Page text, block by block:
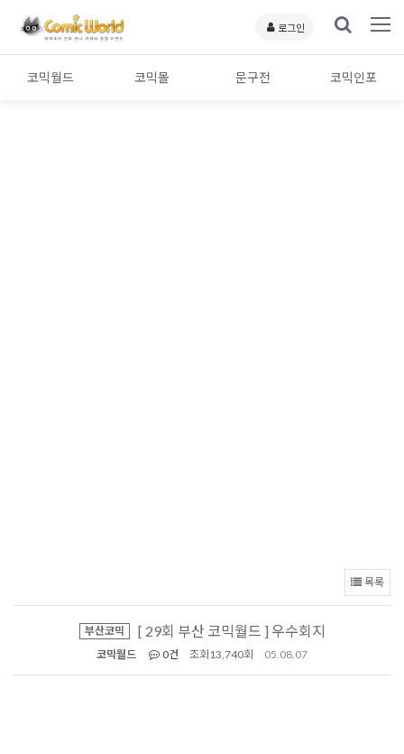
로그인
코믹월드 코믹몰 문구전 코믹인포
목록
부산코믹 [ 29회 부산 코믹월드 ] 우수회지
코믹월드 0건 조회 13,740회 05.08.07